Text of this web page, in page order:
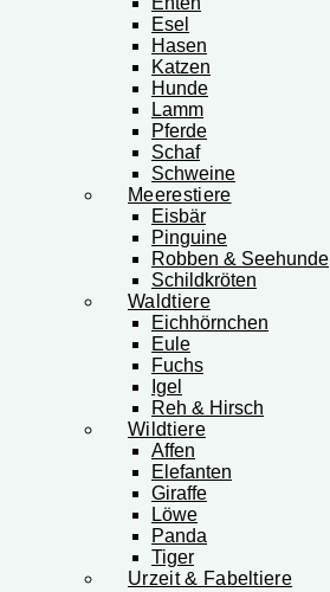
Esel
Hasen
Katzen
Hunde
Lamm
Pferde
Schaf
Schweine
Meerestiere
Eisbär
Pinguine
Robben & Seehunde
Schildkröten
Waldtiere
Eichhörnchen
Eule
Fuchs
Igel
Reh & Hirsch
Wildtiere
Affen
Elefanten
Giraffe
Löwe
Panda
Tiger
Urzeit & Fabeltiere